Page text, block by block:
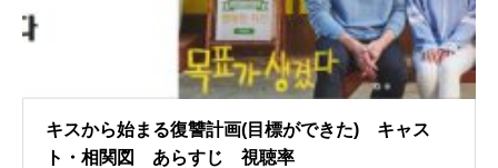
キスから始まる復讐計画(目標ができた) キャス
ト・相関図 あらすじ 視聴率